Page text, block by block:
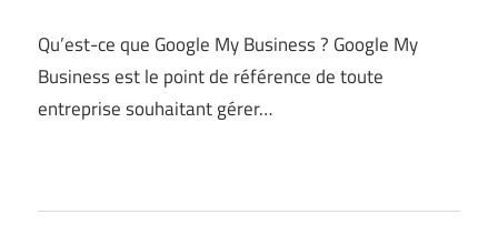
Qu’est-ce que Google My Business ? Google My
Business est le point de référence de toute
entreprise souhaitant gérer…